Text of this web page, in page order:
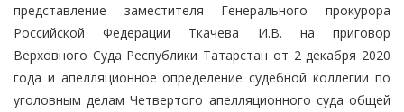
представление заместителя Генерального прокурора
Российской Федерации Ткачева И.В. на приговор
Верховного Суда Республики Татарстан от 2 декабря 2020
года и апелляционное определение судебной коллегии по
уголовным делам Четвертого апелляционного суда общей